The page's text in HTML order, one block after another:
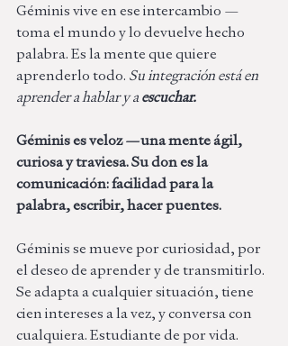
Géminis vive en ese intercambio —
toma el mundo y lo devuelve hecho
palabra. Es la mente que quiere
aprenderlo todo. Su integración está en
aprender a hablar y a escuchar.
Géminis es veloz —una mente ágil,
curiosa y traviesa. Su don es la
comunicación: facilidad para la
palabra, escribir, hacer puentes.
Géminis se mueve por curiosidad, por
el deseo de aprender y de transmitirlo.
Se adapta a cualquier situación, tiene
cien intereses a la vez, y conversa con
cualquiera. Estudiante de por vida.